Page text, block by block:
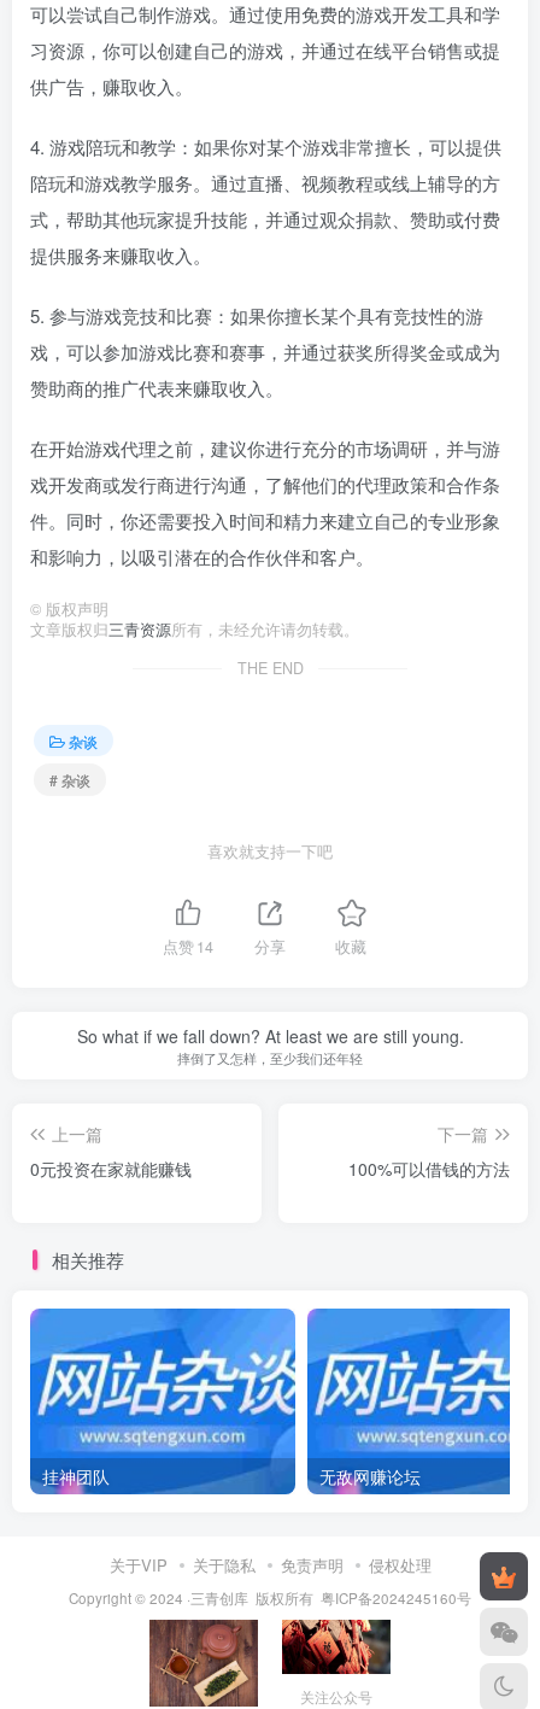
可以尝试自己制作游戏。通过使用免费的游戏开发工具和学
习资源，你可以创建自己的游戏，并通过在线平台销售或提
供广告，赚取收入。
4. 游戏陪玩和教学：如果你对某个游戏非常擅长，可以提供
陪玩和游戏教学服务。通过直播、视频教程或线上辅导的方
式，帮助其他玩家提升技能，并通过观众捐款、赞助或付费
提供服务来赚取收入。
5. 参与游戏竞技和比赛：如果你擅长某个具有竞技性的游
戏，可以参加游戏比赛和赛事，并通过获奖所得奖金或成为
赞助商的推广代表来赚取收入。
在开始游戏代理之前，建议你进行充分的市场调研，并与游
戏开发商或发行商进行沟通，了解他们的代理政策和合作条
件。同时，你还需要投入时间和精力来建立自己的专业形象
和影响力，以吸引潜在的合作伙伴和客户。
© 版权声明
文章版权归三青资源所有，未经允许请勿转载。
THE END
杂谈
# 杂谈
喜欢就支持一下吧
点赞14 分享 收藏
So what if we fall down? At least we are still young.
摔倒了又怎样，至少我们还年轻
上一篇
0元投资在家就能赚钱
下一篇
100%可以借钱的方法
相关推荐
挂神团队 无敌网赚论坛
关于VIP 关于隐私 免责声明 侵权处理
Copyright © 2024 ·三青创库 版权所有 粤ICP备2024245160号
关注公众号